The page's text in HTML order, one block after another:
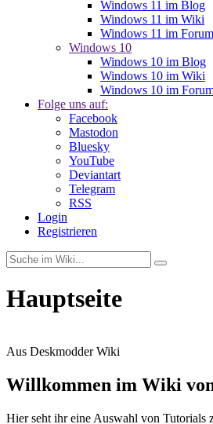
Windows 11 im Blog
Windows 11 im Wiki
Windows 11 im Forum
Windows 10
Windows 10 im Blog
Windows 10 im Wiki
Windows 10 im
Folge uns auf:
Facebook
Mastodon
Bluesky
YouTube
Deviantart
Telegram
RSS
Login
Registrieren
Hauptseite
Aus Deskmodder Wiki
Willkommen im Wiki
Hier seht ihr eine Auswahl von Tutorials